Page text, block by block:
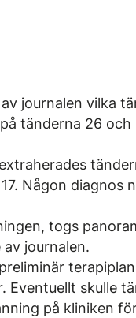
journalen vilka
tänderna 26 och
Någon diagnos
togs
journalen.
Eventuellt skulle
på kliniken